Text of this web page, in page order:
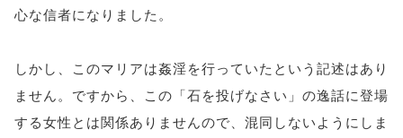
心な信者になりました。
しかし、このマリアは姦淫を行っていたという記述はあり
ません。ですから、この「石を投げなさい」の逸話に登場
する女性とは関係ありませんので、混同しないようにしま